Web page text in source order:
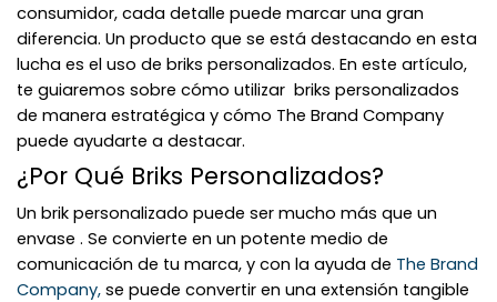
consumidor, cada detalle puede marcar una gran
diferencia. Un producto que se está destacando en esta
lucha es el uso de briks personalizados. En este artículo,
te guiaremos sobre cómo utilizar briks personalizados
de manera estratégica y cómo The Brand Company
puede ayudarte a destacar.
¿Por Qué Briks Personalizados?
Un brik personalizado puede ser mucho más que un
envase . Se convierte en un potente medio de
comunicación de tu marca, y con la ayuda de The Brand
Company, se puede convertir en una extensión tangible